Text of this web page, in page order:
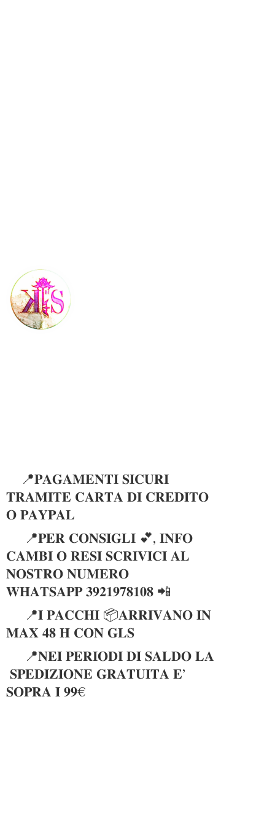
📍𝐏𝐀𝐆𝐀𝐌𝐄𝐍𝐓𝐈 𝐒𝐈𝐂𝐔𝐑𝐈
𝐓𝐑𝐀𝐌𝐈𝐓𝐄 𝐂𝐀𝐑𝐓𝐀 𝐃𝐈 𝐂𝐑𝐄𝐃𝐈𝐓𝐎
𝐎 𝐏𝐀𝐘𝐏𝐀𝐋
📍𝐏𝐄𝐑 𝐂𝐎𝐍𝐒𝐈𝐆𝐋𝐈 💕, 𝐈𝐍𝐅𝐎
𝐂𝐀𝐌𝐁𝐈 𝐎 𝐑𝐄𝐒𝐈 𝐒𝐂𝐑𝐈𝐕𝐈𝐂𝐈 𝐀𝐋
𝐍𝐎𝐒𝐓𝐑𝐎 𝐍𝐔𝐌𝐄𝐑𝐎
𝐖𝐇𝐀𝐓𝐒𝐀𝐏𝐏 𝟑𝟗𝟐𝟏𝟗𝟕𝟖𝟏𝟎𝟖 📲
📍𝐈 𝐏𝐀𝐂𝐂𝐇𝐈 📦𝐀𝐑𝐑𝐈𝐕𝐀𝐍𝐎 𝐈𝐍
𝐌𝐀𝐗 𝟒𝟖 𝐇 𝐂𝐎𝐍 𝐆𝐋𝐒
📍𝐍𝐄𝐈 𝐏𝐄𝐑𝐈𝐎𝐃𝐈 𝐃𝐈 𝐒𝐀𝐋𝐃𝐎 𝐋𝐀
𝐒𝐏𝐄𝐃𝐈𝐙𝐈𝐎𝐍𝐄 𝐆𝐑𝐀𝐓𝐔𝐈𝐓𝐀 𝐄’
𝐒𝐎𝐏𝐑𝐀 𝐈 𝟗𝟗€